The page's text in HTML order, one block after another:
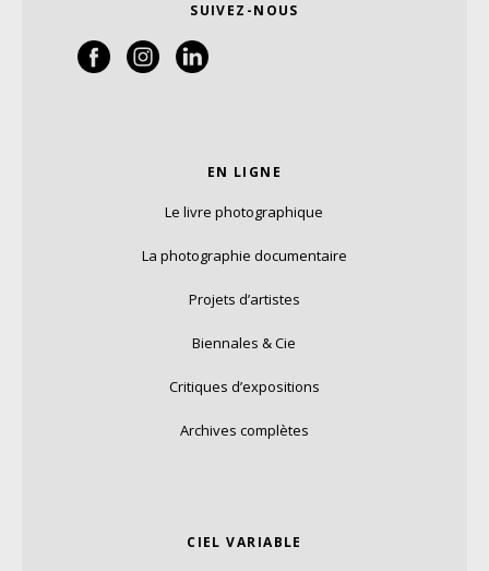
SUIVEZ-NOUS
EN LIGNE
Le livre photographique
La photographie documentaire
Projets d’artistes
Biennales & Cie
Critiques d’expositions
Archives complètes
CIEL VARIABLE